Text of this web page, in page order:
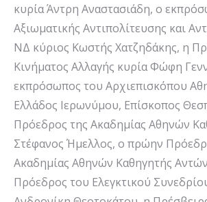
κυρία Άντρη Αναστασιάδη, ο
Αξιωματικής Αντιπολίτευσης και
ΝΔ κύριος Κωστής Χατζηδάκης, η
Κινήματος Αλλαγής κυρία Φώφη
εκπρόσωπος του Αρχιεπισκόπου
Ελλάδος Ιερωνύμου, Επίσκοπος
Πρόεδρος της Ακαδημίας Αθηνών
Στέφανος Ήμελλος, ο πρώην
Ακαδημίας Αθηνών Καθηγητής
Πρόεδρος του Ελεγκτικού